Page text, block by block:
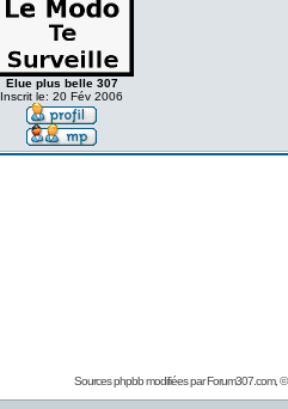
Elue plus belle 307
Inscrit le: 20 Fév 2006
Sources phpbb modifiées parForum307.com, ©